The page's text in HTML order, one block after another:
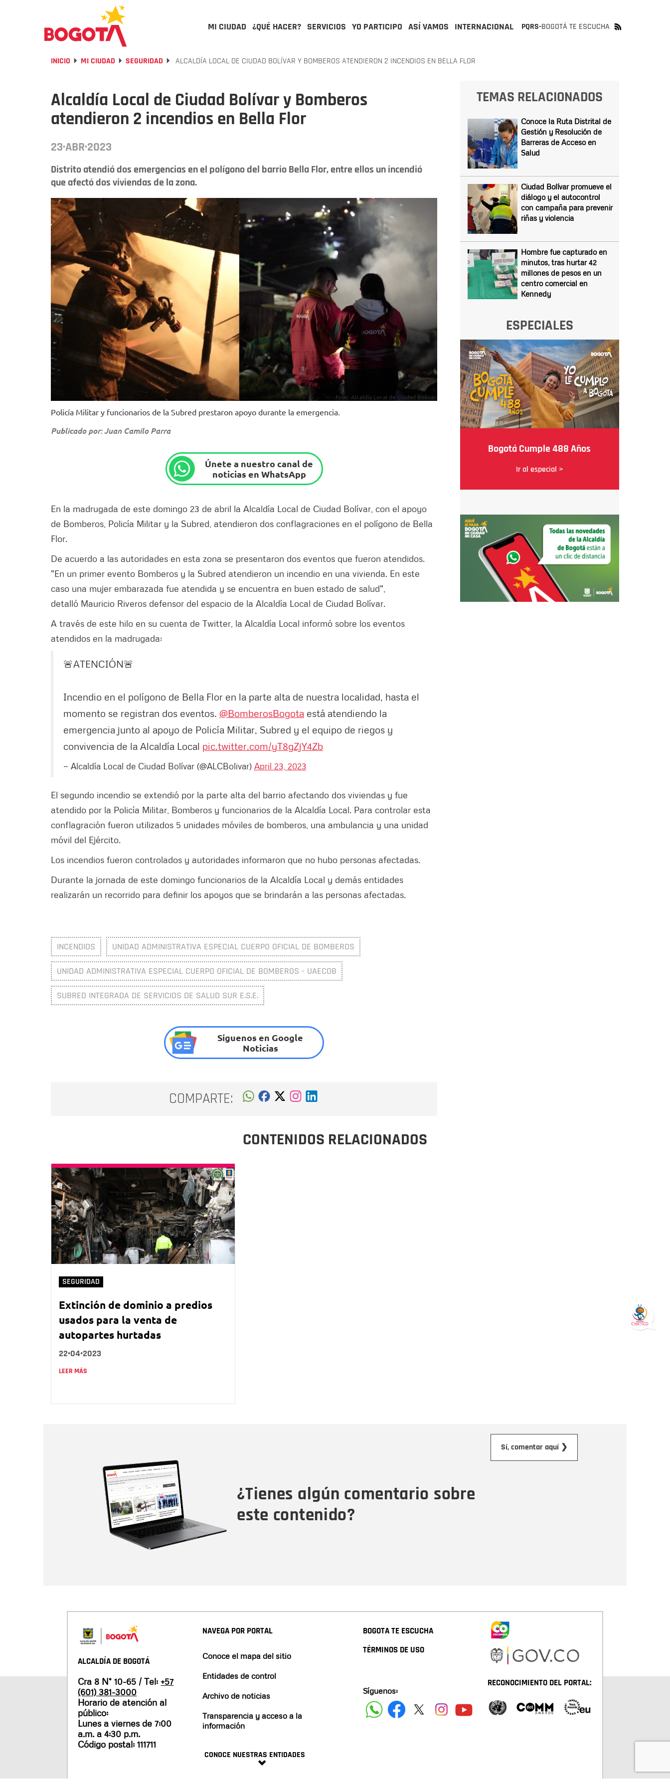
MI CIUDAD ¿QUÉ HACER? SERVICIOS YO PARTICIPO ASÍ VAMOS INTERNACIONAL PQRS-BOGOTÁ TE ESCUCHA
INICIO MI CIUDAD SEGURIDAD ALCALDÍA LOCAL DE CIUDAD BOLÍVAR Y BOMBEROS ATENDIERON 2 INCENDIOS EN BELLA FLOR
Alcaldía Local de Ciudad Bolívar y Bomberos
atendieron 2 incendios en Bella Flor
23·ABR·2023
Distrito atendió dos emergencias en el polígono del barrio Bella Flor, entre ellos un incendió
que afectó dos viviendas de la zona.
Foto: Alcaldía Local de Ciudad Bolívar.
Policía Militar y funcionarios de la Subred prestaron apoyo durante la emergencia.
Publicado por: Juan Camilo Parra
Únete a nuestro canal de
noticias en WhatsApp
En la madrugada de este domingo 23 de abril la Alcaldía Local de Ciudad Bolívar, con el apoyo
de Bomberos, Policía Militar y la Subred, atendieron dos conflagraciones en el polígono de Bella
Flor.
De acuerdo a las autoridades en esta zona se presentaron dos eventos que fueron atendidos.
"En un primer evento Bomberos y la Subred atendieron un incendio en una vivienda. En este
caso una mujer embarazada fue atendida y se encuentra en buen estado de salud",
detalló Mauricio Riveros defensor del espacio de la Alcaldía Local de Ciudad Bolívar.
A través de este hilo en su cuenta de Twitter, la Alcaldía Local informó sobre los eventos
atendidos en la madrugada:
🚨ATENCIÓN🚨
Incendio en el polígono de Bella Flor en la parte alta de nuestra localidad, hasta el
momento se registran dos eventos. @BomberosBogota está atendiendo la
emergencia junto al apoyo de Policía Militar, Subred y el equipo de riegos y
convivencia de la Alcaldía Local pic.twitter.com/yT8gZjY4Zb
— Alcaldía Local de Ciudad Bolívar (@ALCBolivar) April 23, 2023
El segundo incendio se extendió por la parte alta del barrio afectando dos viviendas y fue
atendido por la Policía Militar, Bomberos y funcionarios de la Alcaldía Local. Para controlar esta
conflagración fueron utilizados 5 unidades móviles de bomberos, una ambulancia y una unidad
móvil del Ejército.
Los incendios fueron controlados y autoridades informaron que no hubo personas afectadas.
Durante la jornada de este domingo funcionarios de la Alcaldía Local y demás entidades
realizarán un recorrido para definir los apoyos que se brindarán a las personas afectadas.
INCENDIOS UNIDAD ADMINISTRATIVA ESPECIAL CUERPO OFICIAL DE BOMBEROS
UNIDAD ADMINISTRATIVA ESPECIAL CUERPO OFICIAL DE BOMBEROS - UAECOB
SUBRED INTEGRADA DE SERVICIOS DE SALUD SUR E.S.E.
Síguenos en Google
Noticias
COMPARTE:
TEMAS RELACIONADOS
Conoce la Ruta Distrital de
Gestión y Resolución de
Barreras de Acceso en
Salud
Ciudad Bolívar promueve el
diálogo y el autocontrol
con campaña para prevenir
riñas y violencia
Hombre fue capturado en
minutos, tras hurtar 42
millones de pesos en un
centro comercial en
Kennedy
ESPECIALES
Bogotá Cumple 488 Años
Ir al especial >
CONTENIDOS RELACIONADOS
SEGURIDAD
Extinción de dominio a predios
usados para la venta de
autopartes hurtadas
22•04•2023
LEER MÁS
¿Tienes algún comentario sobre
este contenido?
Sí, comentar aquí ❯
ALCALDÍA DE BOGOTÁ
Cra 8 N° 10-65 / Tel: +57
(601) 381-3000
Horario de atención al
público:
Lunes a viernes de 7:00
a.m. a 4:30 p.m.
Código postal: 111711
NAVEGA POR PORTAL
Conoce el mapa del sitio
Entidades de control
Archivo de noticias
Transparencia y acceso a la
información
CONOCE NUESTRAS ENTIDADES
BOGOTA TE ESCUCHA
TÉRMINOS DE USO
Síguenos:
RECONOCIMIENTO DEL PORTAL: